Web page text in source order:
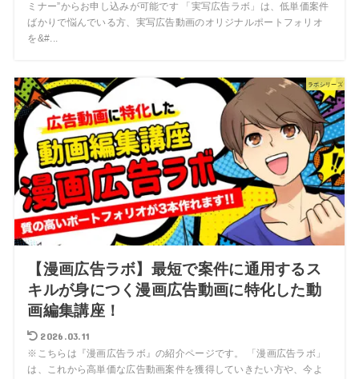
ミナー”からお申し込みが可能です 「実写広告ラボ」は、低単価案件
ばかりで悩んでいる方、実写広告動画のオリジナルポートフォリオ
を&#...
ラボシリーズ
【漫画広告ラボ】最短で案件に通用するス
キルが身につく漫画広告動画に特化した動
画編集講座！
2026.03.11
※こちらは『漫画広告ラボ』の紹介ページです。 「漫画広告ラボ」
は、これから高単価な広告動画案件を獲得していきたい方や、今よ